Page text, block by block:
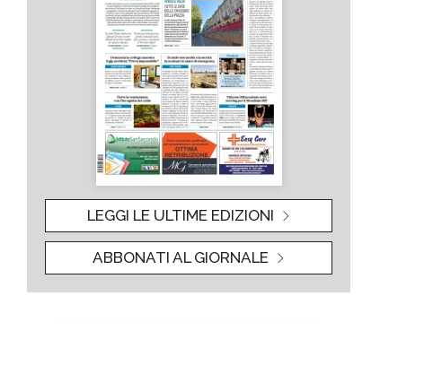
LEGGI LE ULTIME EDIZIONI
ABBONATI AL GIORNALE